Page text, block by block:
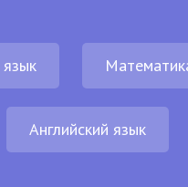
язык
Английский язык